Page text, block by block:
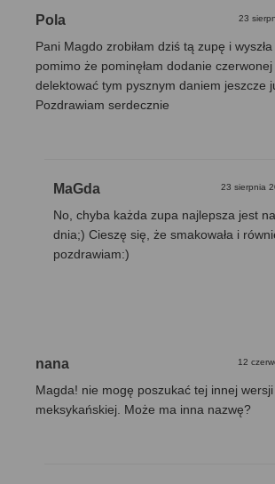
Pola 23
Pani Magdo zrobiłam dziś tą zupę i
pomimo że pominęłam dodanie
delektować tym pysznym daniem jeszcze
Pozdrawiam serdecznie
MaGda 23 sierpnia
No, chyba każda zupa najlepsza jest
dnia;) Cieszę się, że smakowała i
pozdrawiam:)
nana 12
Magda! nie mogę poszukać tej innej
meksykańskiej. Może ma inna nazwę?